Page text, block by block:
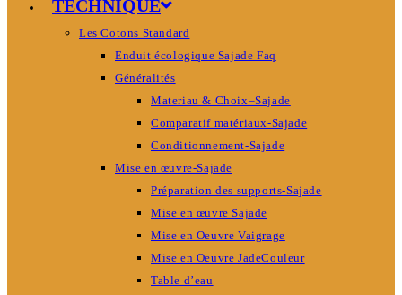
TECHNIQUE
Les Cotons Standard
Enduit écologique Sajade Faq
Généralités
Materiau & Choix–Sajade
Comparatif matériaux-Sajade
Conditionnement-Sajade
Mise en œuvre-Sajade
Préparation des supports-Sajade
Mise en œuvre Sajade
Mise en Oeuvre Vaigrage
Mise en Oeuvre JadeCouleur
Table d’eau